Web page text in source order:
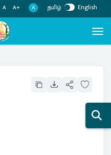
A A+ A தமிழ் English